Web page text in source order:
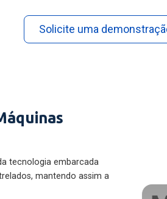
Solicite uma
tecnologia embarcada
mantendo assim a